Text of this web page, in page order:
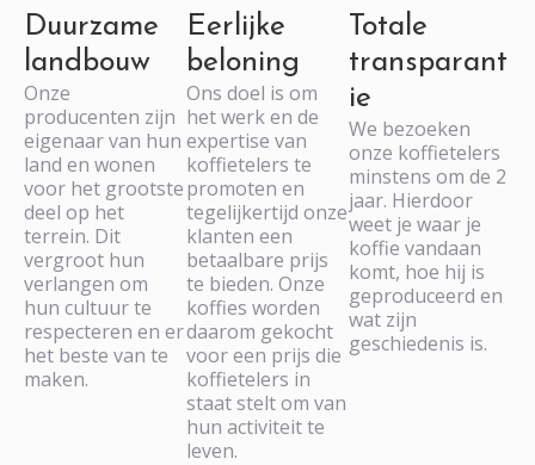
Duurzame
landbouw
Onze
producenten zijn
eigenaar van hun
land en wonen
voor het grootste
deel op het
terrein. Dit
vergroot hun
verlangen om
hun cultuur te
respecteren en er
het beste van te
maken.
Eerlijke
beloning
Ons doel is om
het werk en de
expertise van
koffietelers te
promoten en
tegelijkertijd onze
klanten een
betaalbare prijs
te bieden. Onze
koffies worden
daarom gekocht
voor een prijs die
koffietelers in
staat stelt om van
hun activiteit te
leven.
Totale
transparant
ie
We bezoeken
onze koffietelers
minstens om de 2
jaar. Hierdoor
weet je waar je
koffie vandaan
komt, hoe hij is
geproduceerd en
wat zijn
geschiedenis is.